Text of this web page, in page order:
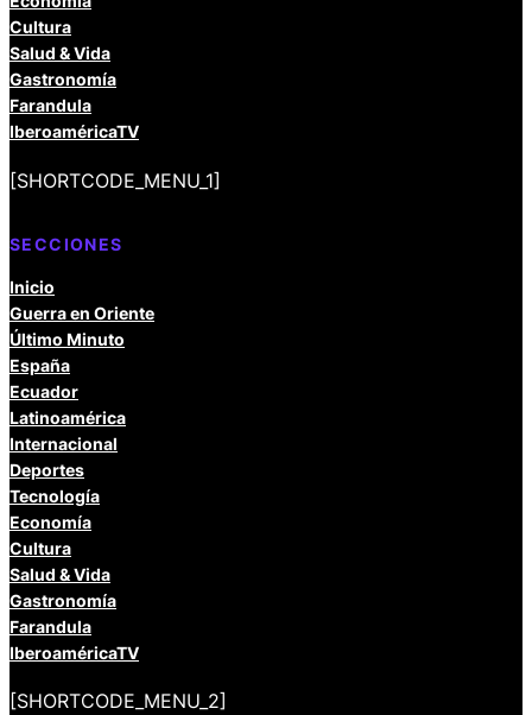
Cultura
Salud & Vida
Gastronomía
Farandula
IberoaméricaTV
[SHORTCODE_MENU_1]
SECCIONES
Inicio
Guerra en Oriente
Último Minuto
España
Ecuador
Latinoamérica
Internacional
Deportes
Tecnología
Economía
Cultura
Salud & Vida
Gastronomía
Farandula
IberoaméricaTV
[SHORTCODE_MENU_2]